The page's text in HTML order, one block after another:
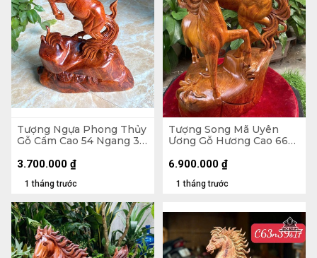
Tượng Ngựa Phong Thủy
Gỗ Cẩm Cao 54 Ngang 35
1 tháng trước
3.700.000 ₫
Tượng Song Mã Uyên
Ương Gỗ Hương Cao 66
1 tháng trước
6.900.000 ₫